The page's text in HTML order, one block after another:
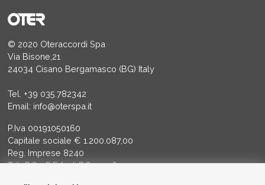
© 2020 Oteraccordi Spa
Via Bisone,21
24034 Cisano Bergamasco (BG) Italy
Tel. +39 035.782342
Email: info@oterspa.it
P.Iva 00191050160
Capitale sociale € 1.200.087,00
Reg. Imprese 8240
Trib BG - R.E.A. di BG 14356